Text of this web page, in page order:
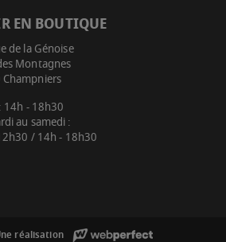
EN BOUTIQUE
de la Génoise
Montagnes
14h - 18h30
au samedi :
/ 14h - 18h30
réalisation